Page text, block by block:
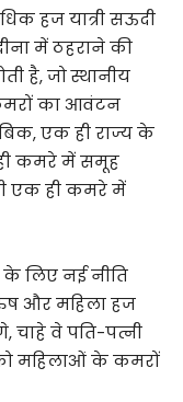
हज यात्री सऊदी
में ठहराने की
है, जो स्थानीय
का आवंटन
एक ही राज्य के
कमरे में समूह
एक ही कमरे में
लिए नई नीति
और महिला हज
चाहे वे पति-पत्नी
महिलाओं के कमरों